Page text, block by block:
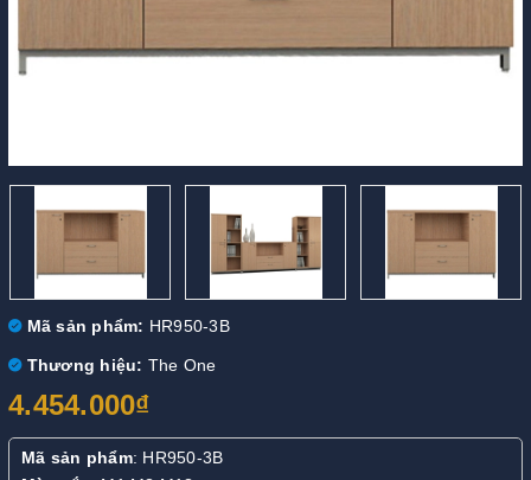
Mã sản phẩm: HR950-3B
Thương hiệu: The One
4.454.000₫
Mã sản phẩm: HR950-3B